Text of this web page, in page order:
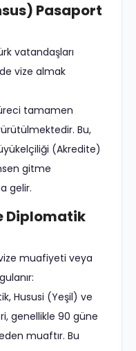
Pasaport
vatandaşları
vize almak
tamamen
Bu,
(Akredite)
gitme
gelir.
Diplomatik
muafiyeti veya
Hususi (Yeşil) ve
genellikle 90 güne
muaftır. Bu